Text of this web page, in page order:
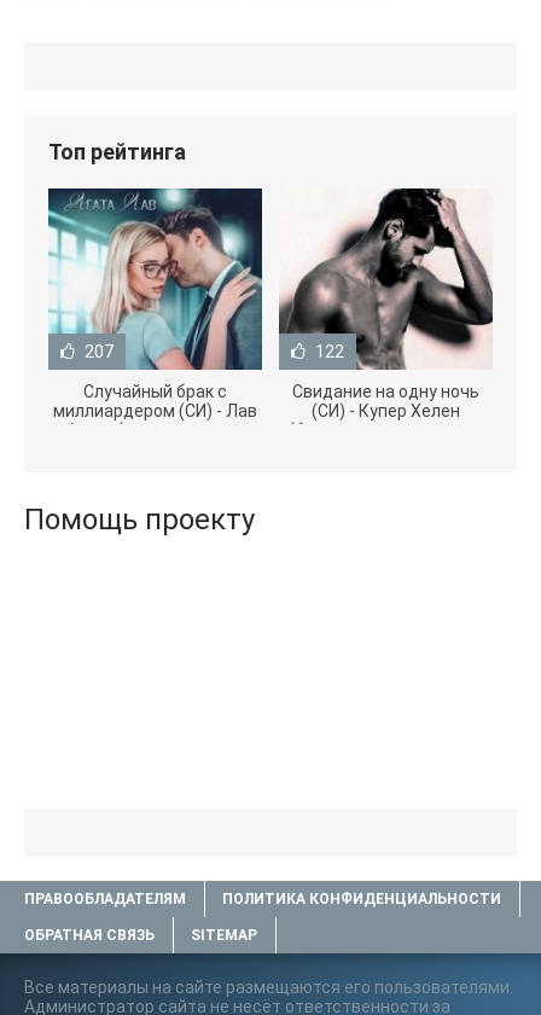
Топ рейтинга
207
Случайный брак с
миллиардером (СИ) - Лав
Агата (полная версия
122
Свидание на одну ночь
(СИ) - Купер Хелен
(бесплатные серии книг
Помощь проекту
ПРАВООБЛАДАТЕЛЯМ ПОЛИТИКА КОНФИДЕНЦИАЛЬНОСТИ
ОБРАТНАЯ СВЯЗЬ SITEMAP
Все материалы на сайте размещаются его пользователями.
Администратор сайта не несёт ответственности за